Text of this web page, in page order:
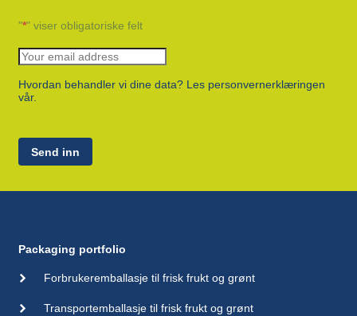
"*" viser obligatoriske felt
Hvordan behandler vi dine data? Les personvernerklæringen
vår.
Send inn
Packaging portfolio
Forbrukeremballasje til frisk frukt og grønt
Transportemballasje til frisk frukt og grønt